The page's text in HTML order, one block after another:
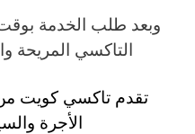
وبعد طلب الخدمة
التاكسي المريحة
تقدم تاكسي كويت
الأجرة